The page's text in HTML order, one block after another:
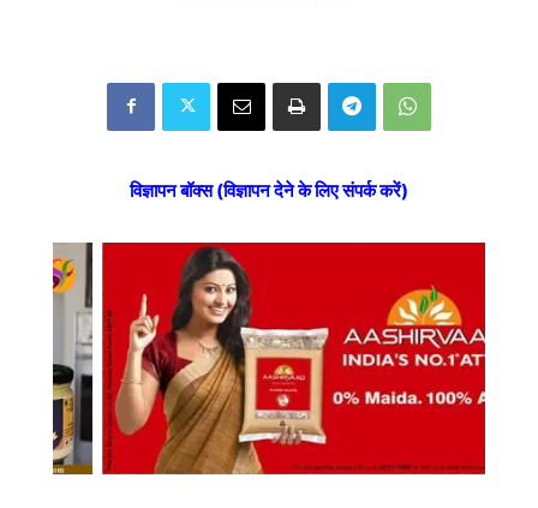
विज्ञापन बॉक्स (विज्ञापन देने के लिए संपर्क करें)